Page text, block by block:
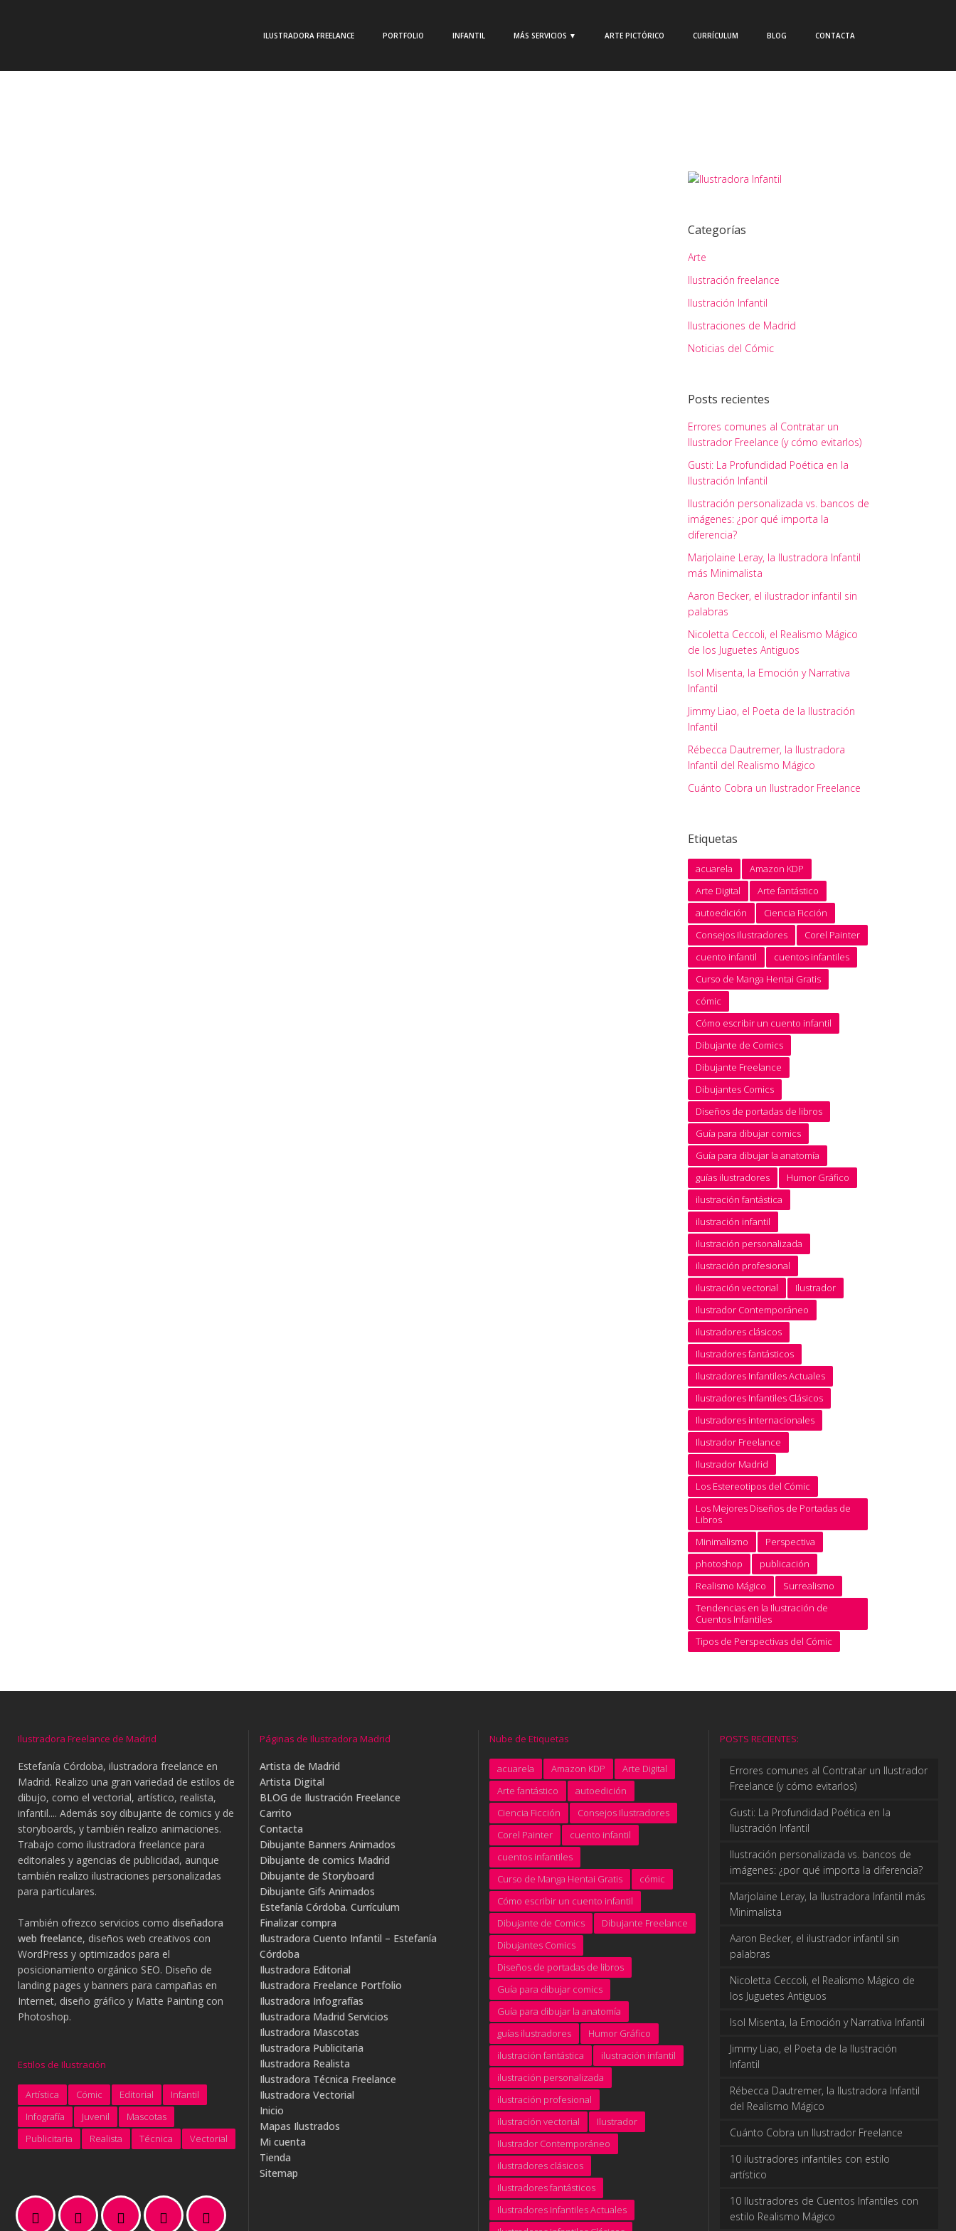
ILUSTRADORA FREELANCE PORTFOLIO INFANTIL MÁS SERVICIOS ▼ ARTE PICTÓRICO CURRÍCULUM BLOG CONTACTA
Categorías
Arte
Ilustración freelance
Ilustración Infantil
Ilustraciones de Madrid
Noticias del Cómic
Posts recientes
Errores comunes al Contratar un
Ilustrador Freelance (y cómo evitarlos)
Gusti: La Profundidad Poética en la
Ilustración Infantil
Ilustración personalizada vs. bancos de
imágenes: ¿por qué importa la
diferencia?
Marjolaine Leray, la Ilustradora Infantil
más Minimalista
Aaron Becker, el ilustrador infantil sin
palabras
Nicoletta Ceccoli, el Realismo Mágico
de los Juguetes Antiguos
Isol Misenta, la Emoción y Narrativa
Infantil
Jimmy Liao, el Poeta de la Ilustración
Infantil
Rébecca Dautremer, la Ilustradora
Infantil del Realismo Mágico
Cuánto Cobra un Ilustrador Freelance
Etiquetas
acuarela
Amazon KDP
Arte Digital
Arte fantástico
autoedición
Ciencia Ficción
Consejos Ilustradores
Corel Painter
cuento infantil
cuentos infantiles
Curso de Manga Hentai Gratis
cómic
Cómo escribir un cuento infantil
Dibujante de Comics
Dibujante Freelance
Dibujantes Comics
Diseños de portadas de libros
Guía para dibujar comics
Guía para dibujar la anatomía
guías ilustradores
Humor Gráfico
ilustración fantástica
ilustración infantil
ilustración personalizada
ilustración profesional
ilustración vectorial
Ilustrador
Ilustrador Contemporáneo
ilustradores clásicos
Ilustradores fantásticos
Ilustradores Infantiles Actuales
Ilustradores Infantiles Clásicos
Ilustradores internacionales
Ilustrador Freelance
Ilustrador Madrid
Los Estereotipos del Cómic
Los Mejores Diseños de Portadas de
Libros
Minimalismo
Perspectiva
photoshop
publicación
Realismo Mágico
Surrealismo
Tendencias en la Ilustración de
Cuentos Infantiles
Tipos de Perspectivas del Cómic
Ilustradora Freelance de Madrid
Estefanía Córdoba, ilustradora freelance en
Madrid. Realizo una gran variedad de estilos de
dibujo, como el vectorial, artístico, realista,
infantil.... Además soy dibujante de comics y de
storyboards, y también realizo animaciones.
Trabajo como ilustradora freelance para
editoriales y agencias de publicidad, aunque
también realizo ilustraciones personalizadas
para particulares.
También ofrezco servicios como diseñadora
web freelance, diseños web creativos con
WordPress y optimizados para el
posicionamiento orgánico SEO. Diseño de
landing pages y banners para campañas en
Internet, diseño gráfico y Matte Painting con
Photoshop.
Estilos de Ilustración
Artística Cómic Editorial
Infantil
Infografía
Juvenil
Mascotas
Publicitaria
Realista Técnica Vectorial
Páginas de Ilustradora Madrid
Artista de Madrid
Artista Digital
BLOG de Ilustración Freelance
Carrito
Contacta
Dibujante Banners Animados
Dibujante de comics Madrid
Dibujante de Storyboard
Dibujante Gifs Animados
Estefanía Córdoba. Currículum
Finalizar compra
Ilustradora Cuento Infantil – Estefanía
Córdoba
Ilustradora Editorial
Ilustradora Freelance Portfolio
Ilustradora Infografías
Ilustradora Madrid Servicios
Ilustradora Mascotas
Ilustradora Publicitaria
Ilustradora Realista
Ilustradora Técnica Freelance
Ilustradora Vectorial
Inicio
Mapas Ilustrados
Mi cuenta
Tienda
Sitemap
Nube de Etiquetas
acuarela Amazon KDP
Arte Digital
Arte fantástico
autoedición
Ciencia Ficción
Consejos Ilustradores
Corel Painter
cuento infantil
cuentos infantiles
Curso de Manga Hentai Gratis
cómic
Cómo escribir un cuento infantil
Dibujante de Comics
Dibujante Freelance
Dibujantes Comics
Diseños de portadas de libros
Guía para dibujar comics
Guía para dibujar la anatomía
guías ilustradores
Humor Gráfico
ilustración fantástica
ilustración infantil
ilustración personalizada
ilustración profesional
ilustración vectorial
Ilustrador
Ilustrador Contemporáneo
ilustradores clásicos
Ilustradores fantásticos
Ilustradores Infantiles Actuales
POSTS RECIENTES:
Errores comunes al Contratar un Ilustrador
Freelance (y cómo evitarlos)
Gusti: La Profundidad Poética en la
Ilustración Infantil
Ilustración personalizada vs. bancos de
imágenes: ¿por qué importa la diferencia?
Marjolaine Leray, la Ilustradora Infantil más
Minimalista
Aaron Becker, el ilustrador infantil sin
palabras
Nicoletta Ceccoli, el Realismo Mágico de
los Juguetes Antiguos
Isol Misenta, la Emoción y Narrativa Infantil
Jimmy Liao, el Poeta de la Ilustración
Infantil
Rébecca Dautremer, la Ilustradora Infantil
del Realismo Mágico
Cuánto Cobra un Ilustrador Freelance
10 ilustradores infantiles con estilo
artístico
10 Ilustradores de Cuentos Infantiles con
estilo Realismo Mágico